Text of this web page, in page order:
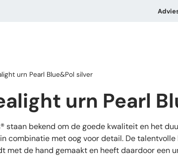
urn Pearl Blue&Pol silver
urn Pearl
staan bekend om de goede kwaliteit en het
combinatie met oog voor detail. De
met de hand gemaakt en heeft daardoor